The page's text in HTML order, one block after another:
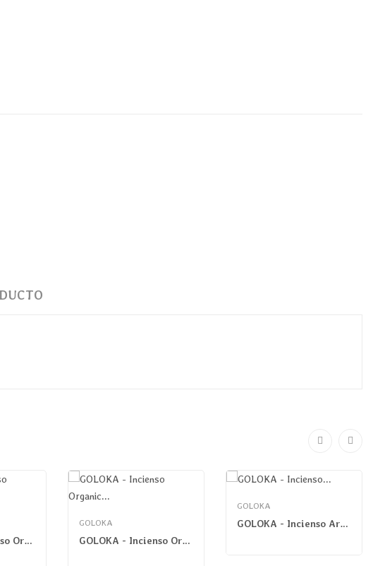
GOLOKA - Incienso Organic Kastoori
GOLOKA
GOLOKA - Incienso Organic Sandalwood
GOLOKA
GOLOKA - Incienso Aromaterapia Lavanda